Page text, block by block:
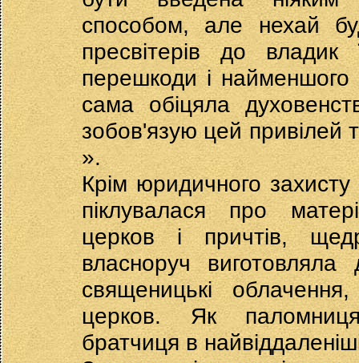
способом, але нехай
пресвітерів до
перешкоди і
сама обіцяла
зобов'язую цей привілей
».
Крім юридичного
піклувалася про
церков і причтів,
власноруч виготовляла
священицькі
церков. Як
братчиця в